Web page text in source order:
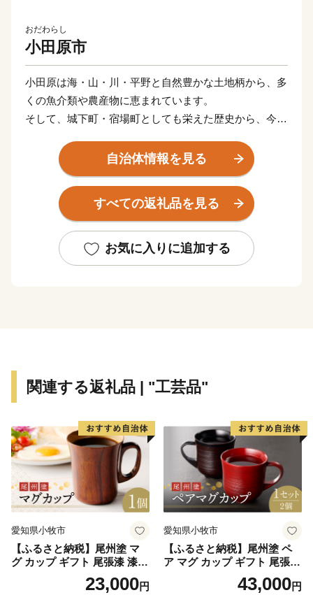
おだわらし
小田原市
小田原は海・山・川・平野と自然豊かな土地柄から、多
くの魚介類や農産物に恵まれています。
そして、城下町・宿場町としても栄えた歴史から、今も
そんな小田原の特産品・名産品をはじめ、小田原ならで
はの体験やサービスなども多数取り揃えました。
中には、「えっ？こんなものも？」というものも。
ふるさと納税を機会に、多くの皆様に小田原の魅力を届
合、返礼品の再送はいたしませんのであらかじめご了承
・受領証明書の送付先住所については、購入者住所に送
付させていただきます。
・一時的に品切れが発生する場合があります。
・メーカーの都合により仕様などが変更される場合があ
ります。
・写真はイメージです。
自治体情報を見る
すべての返礼品を見る
お気に入りに追加する
関連する返礼品 | "工芸品"
愛知県小牧市
【ふるさと納税】尾州塗 マ
グ カップ ギフト 尾張漆 漆
漆器 漆器工芸 工芸品 芸術性
実用性 抗菌性 美味しく安全
23,000円
愛知県小牧市
【ふるさと納税】尾州塗 ペ
ア マグ カップ ギフト 尾張漆
漆 漆器 漆器工芸 工芸品 芸術
性 実用性 抗菌性 美味しく安
43,000円